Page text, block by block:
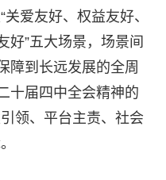
爱友好、权益友好、
好”五大场景，场景间
障到长远发展的全周
十届四中全会精神的
领、平台主责、社会